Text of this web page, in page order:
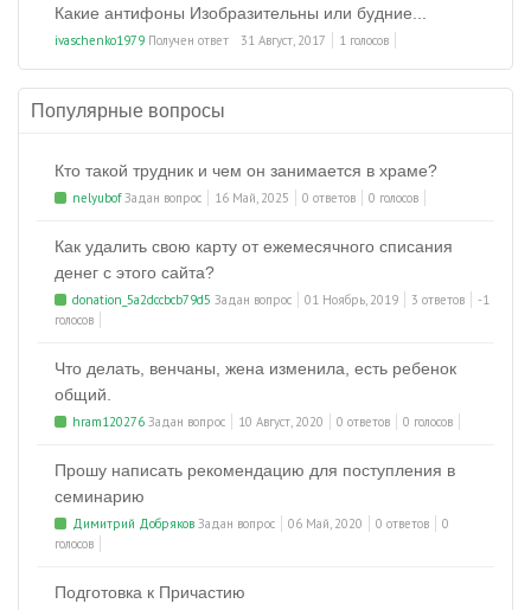
Какие антифоны Изобразительны или будние...
ivaschenko1979 Получен ответ 31 Август, 2017 1 голосов
Популярные вопросы
Кто такой трудник и чем он занимается в храме?
nelyubofЗадан вопрос 16 Май, 2025 0 ответов 0 голосов
Как удалить свою карту от ежемесячного списания
денег с этого сайта?
donation_5a2dccbcb79d5 Задан вопрос 01 Ноябрь, 2019 3 ответов
-1
голосов
Что делать, венчаны, жена изменила, есть ребенок
общий.
hram120276 Задан вопрос 10 Август, 2020 0 ответов 0 голосов
Прошу написать рекомендацию для поступления в
семинарию
Димитрий Добряков Задан вопрос 06 Май, 2020 0 ответов
0
голосов
Подготовка к Причастию